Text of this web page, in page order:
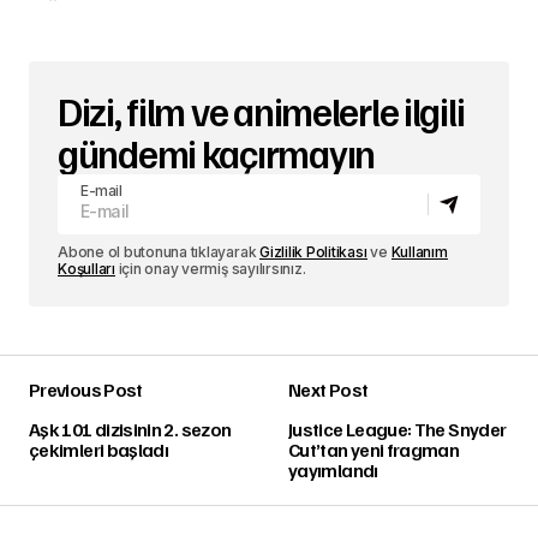
Dizi, film ve animelerle ilgili
gündemi kaçırmayın
E-mail
Abone ol butonuna tıklayarakGizlilik Politikası ve Kullanım
Koşulları için onay vermiş sayılırsınız.
Previous Post
Aşk 101 dizisinin 2. sezon
çekimleri başladı
Next Post
Justice League: The Snyder
Cut’tan yeni fragman
yayımlandı